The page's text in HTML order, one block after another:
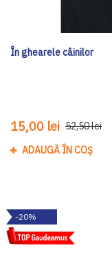
În ghearele câinilor
15,00 lei 52,50 lei
ADAUGĂ ÎN COȘ
-20%